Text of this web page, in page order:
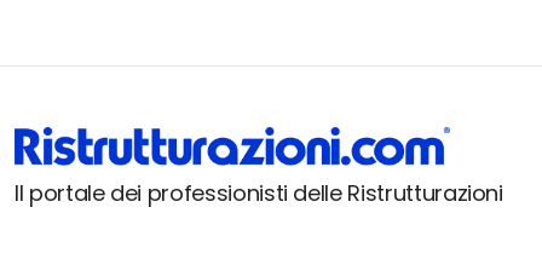
Il portale dei professionisti delle Ristrutturazioni